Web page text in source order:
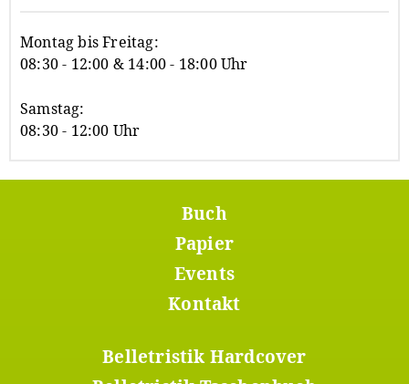
Montag bis Freitag:
08:30 - 12:00 & 14:00 - 18:00 Uhr
Samstag:
08:30 - 12:00 Uhr
Buch
Papier
Events
Kontakt
Belletristik Hardcover